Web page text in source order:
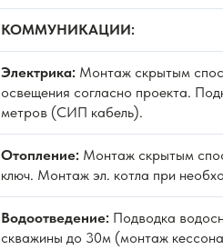
КОММУНИКАЦИИ:
Электрика: Монтаж скрытым
освещения согласно проекта.
метров (СИП кабель).
Отопление: Монтаж скрытым
ключ. Монтаж эл. котла при
Водоотведение: Подводка
скважины до 30м (монтаж